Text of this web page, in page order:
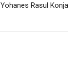
Yohanes Rasul Konja